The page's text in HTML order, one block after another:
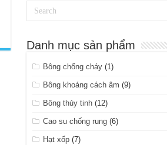
Danh mục sản phẩm
Bông chống cháy (1)
Bông khoáng cách âm (9)
Bông thủy tinh (12)
Cao su chống rung (6)
Hạt xốp (7)